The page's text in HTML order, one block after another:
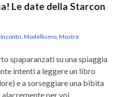
Le date della Starcon
Incontri, Modellismo, Mostre
spaparanzati su una spiaggia
intenti a leggere un libro
e a sorseggiare una bibita
per voi.